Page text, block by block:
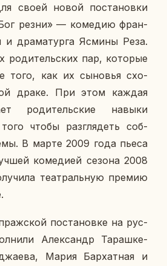
своей новой по­ста­нов­ки
резни» — ко­ме­дию фран­
и дра­ма­тур­га Ясмины Реза.
ро­ди­тель­ских пар, ко­то­рые
того, как их сы­но­вья схо­
драке. При этом каждая
ро­ди­тель­ские навыки
чтобы раз­гля­деть соб­
В марте 2009 года пьеса
ко­ме­ди­ей сезона 2008
те­ат­раль­ную премию
по­ста­нов­ке на рус­
Алек­сандр Та­раш­ке­
Мария Бар­хат­ная и